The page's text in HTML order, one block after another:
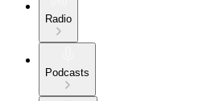
Radio
Podcasts